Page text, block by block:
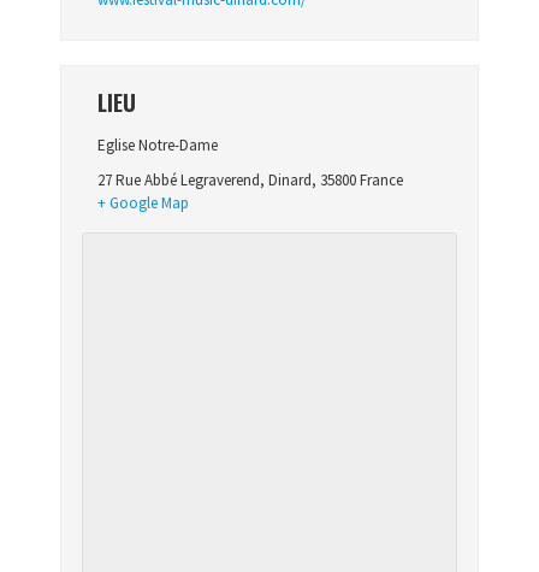
LIEU
Eglise Notre-Dame
27 Rue Abbé Legraverend, Dinard, 35800France
+ Google Map